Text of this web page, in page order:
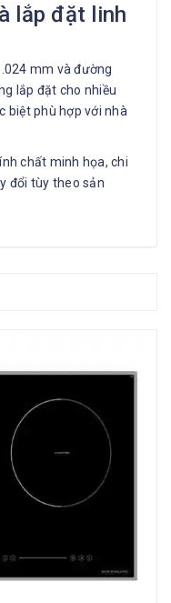
lắp đặt linh
mm và đường
lắp đặt cho nhiều
biệt phù hợp với nhà
chất minh họa, chi
đổi tùy theo sản